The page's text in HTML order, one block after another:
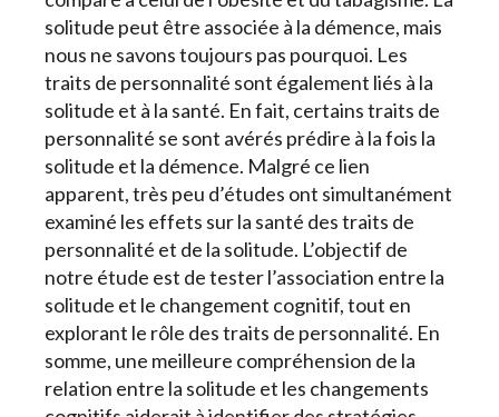
solitude peut être associée à la démence, mais
nous ne savons toujours pas pourquoi. Les
traits de personnalité sont également liés à la
solitude et à la santé. En fait, certains traits de
personnalité se sont avérés prédire à la fois la
solitude et la démence. Malgré ce lien
apparent, très peu d’études ont simultanément
examiné les effets sur la santé des traits de
personnalité et de la solitude. L’objectif de
notre étude est de tester l’association entre la
solitude et le changement cognitif, tout en
explorant le rôle des traits de personnalité. En
somme, une meilleure compréhension de la
relation entre la solitude et les changements